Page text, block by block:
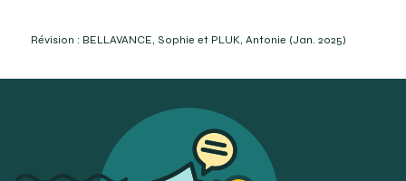
dispensing (Third Edition). Butterworth-Heinemann
https://www.laramyk.com/resources/education/dispensing/
https://www.iso.org/obp/ui/fr/#iso:std:iso:8624:ed-
4:v1:en:term:3.1.1 (Consulté le 2023-11-18)
Révision : BELLAVANCE, Sophie et PLUK, Antonie (Jan. 2025)